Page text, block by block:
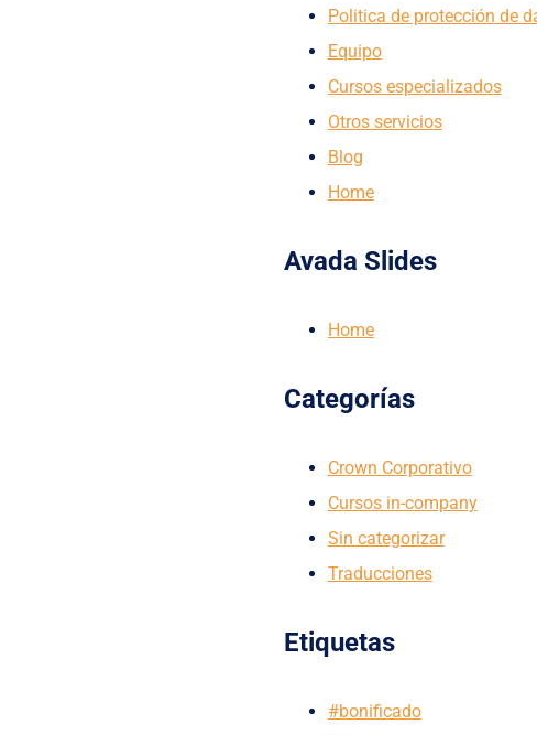
Politica de protección de
Equipo
Cursos especializados
Otros servicios
Blog
Home
Avada Slides
Home
Categorías
Crown Corporativo
Cursos in-company
Sin categorizar
Traducciones
Etiquetas
#bonificado